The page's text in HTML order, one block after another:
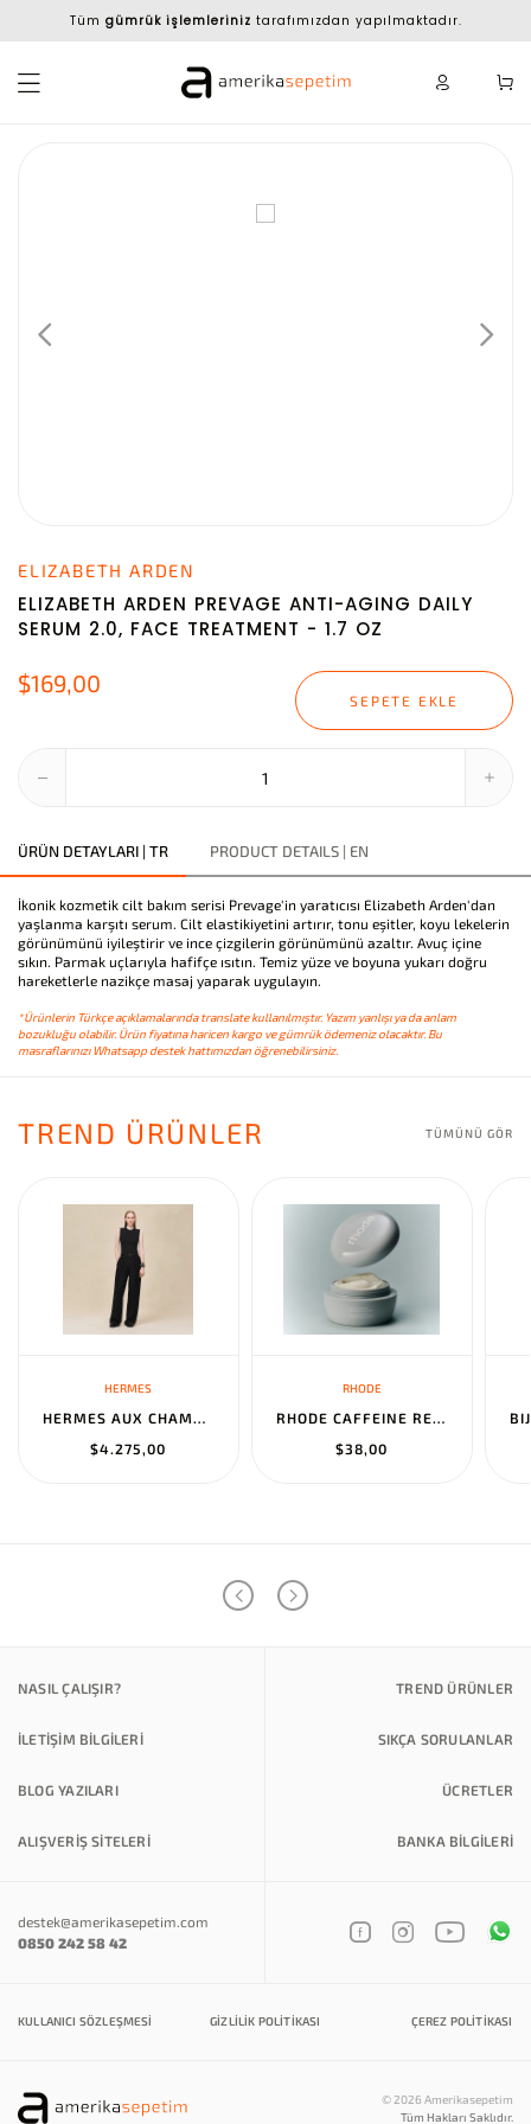
Tüm gümrük işlemleriniz tarafımızdan yapılmaktadır.
ELIZABETH ARDEN
ELIZABETH ARDEN PREVAGE ANTI-AGING DAILY
SERUM 2.0, FACE TREATMENT - 1.7 OZ
$169,00
SEPETE EKLE
ÜRÜN DETAYLARI | TR PRODUCT DETAILS | EN
İkonik kozmetik cilt bakım serisi Prevage'in yaratıcısı Elizabeth Arden'dan
yaşlanma karşıtı serum. Cilt elastikiyetini artırır, tonu eşitler, koyu lekelerin
görünümünü iyileştirir ve ince çizgilerin görünümünü azaltır. Avuç içine
sıkın. Parmak uçlarıyla hafifçe ısıtın. Temiz yüze ve boyuna yukarı doğru
hareketlerle nazikçe masaj yaparak uygulayın.
*Ürünlerin Türkçe açıklamalarında translate kullanılmıştır. Yazım yanlışı ya da anlam
bozukluğu olabilir. Ürün fiyatına haricen kargo ve gümrük ödemeniz olacaktır. Bu
masraflarınızı Whatsapp destek hattımızdan öğrenebilirsiniz.
TREND ÜRÜNLER TÜMÜNÜ GÖR
HERMES
HERMES AUX CHAMPS EN FLEURS" PANTS NOIR
$4.275,00
RHODE
RHODE CAFFEINE RESET SCULPTING CREAM MASK
$38,00
NASIL ÇALIŞIR? TREND ÜRÜNLER
İLETİŞİM BİLGİLERİ SIKÇA SORULANLAR
BLOG YAZILARI ÜCRETLER
ALIŞVERİŞ SİTELERİ BANKA BILGILERI
destek@amerikasepetim.com
0850 242 58 42
KULLANICI SÖZLEŞMESI GIZLILIK POLITIKASI ÇEREZ POLITIKASI
© 2026 Amerikasepetim
Tüm Hakları Saklıdır.